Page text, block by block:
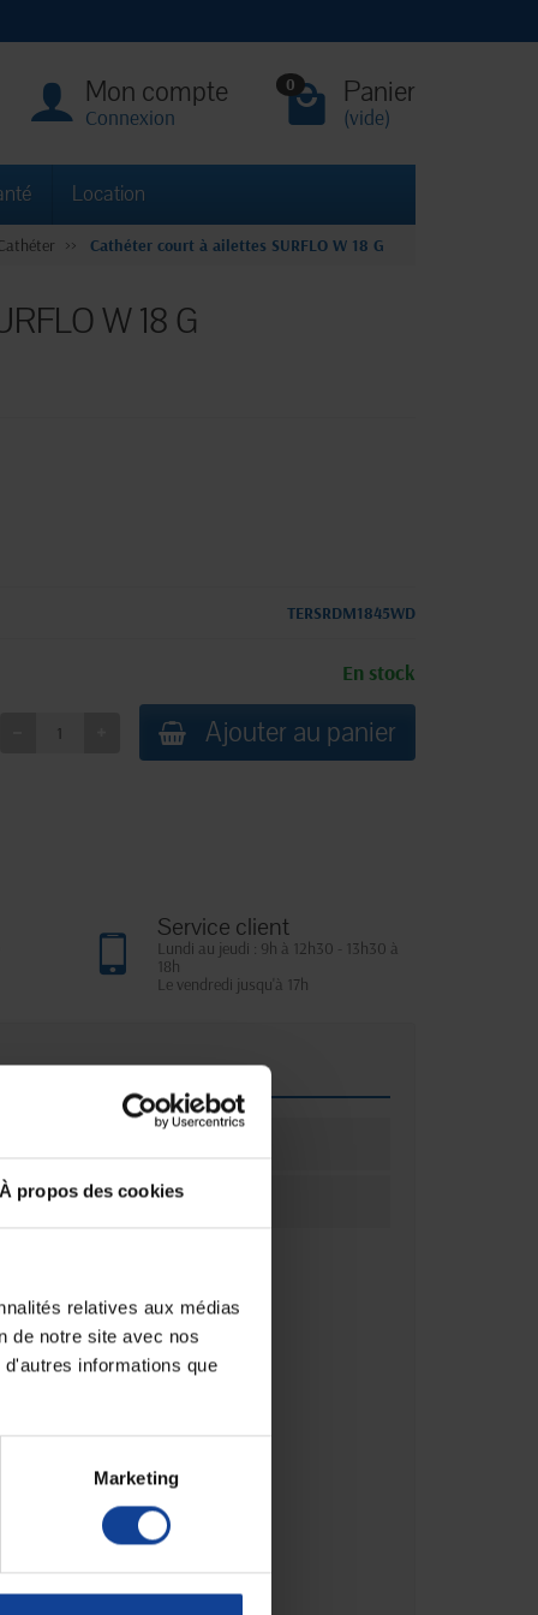
À propos des cookies
relatives aux médias
de notre site avec nos
informations que
Marketing
Mon compte
Connexion
0 Panier
(vide)
Location
Cathéter court à ailettes SURFLO W 18 G
W 18 G
TERSRDM1845WD
En stock
Ajouter au panier
Service client
Lundi au jeudi : 9h à 12h30 - 13h30 à
18h
Le vendredi jusqu'à 17h
Boîte(s)